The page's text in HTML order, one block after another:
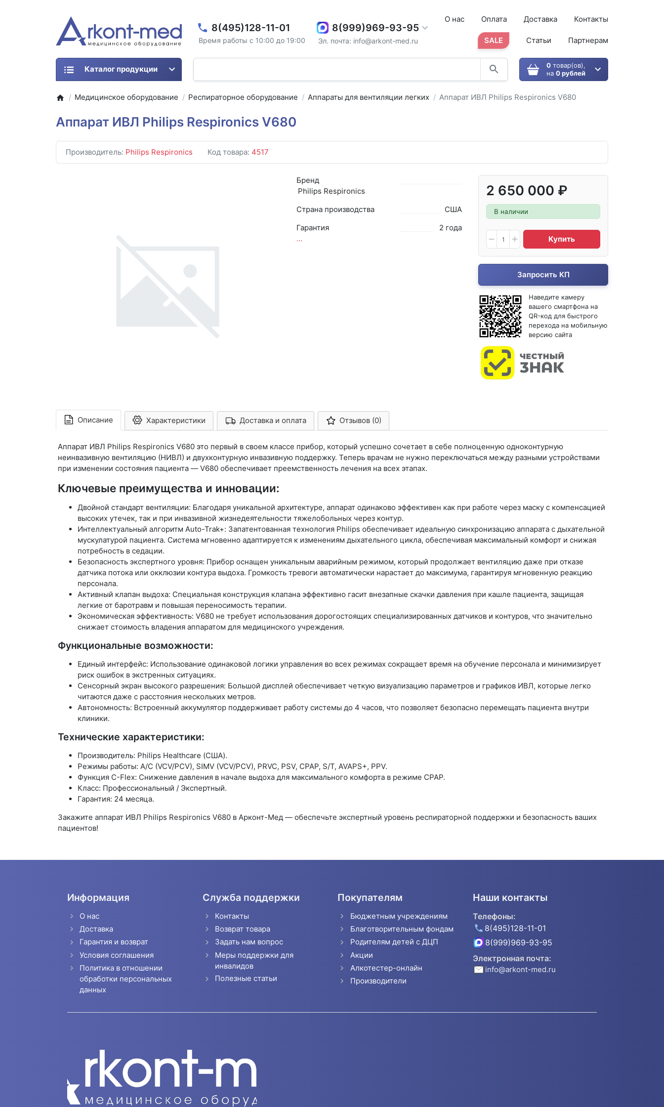
8(495)128-11-01
Время работы с 10:00 до 19:00
8(999)969-93-95
Эл. почта: info@arkont-med.ru
О нас Оплата Доставка Контакты
SALE Статьи Партнерам
0товар(ов),
на 0 рублей
Каталог продукции
Медицинское оборудование Респираторное оборудование Аппараты для вентиляции легких Аппарат ИВЛ Philips Respironics V680
Аппарат ИВЛ Philips Respironics V680
Производитель: Philips Respironics Код товара: 4517
2 650 000 ₽
В наличии
Купить
Запросить КП
Наведите камеру
вашего смартфона на
QR-код для быстрого
перехода на мобильную
версию сайта
Бренд
Philips Respironics
Страна производства
США
Гарантия
2 года
...
Описание Характеристики Арконт-Мед Доставка и оплата Отзывов (0)
Аппарат ИВЛ Philips Respironics V680 это первый в своем классе прибор, который успешно сочетает в себе полноценную одноконтурную
неинвазивную вентиляцию (НИВЛ) и двухконтурную инвазивную поддержку. Теперь врачам не нужно переключаться между разными устройствами
при изменении состояния пациента — V680 обеспечивает преемственность лечения на всех этапах.
Ключевые преимущества и инновации:
Двойной стандарт вентиляции: Благодаря уникальной архитектуре, аппарат одинаково эффективен как при работе через маску с компенсацией
высоких утечек, так и при инвазивной жизнедеятельности тяжелобольных через контур.
Интеллектуальный алгоритм Auto-Trak+: Запатентованная технология Philips обеспечивает идеальную синхронизацию аппарата с дыхательной
мускулатурой пациента. Система мгновенно адаптируется к изменениям дыхательного цикла, обеспечивая максимальный комфорт и снижая
потребность в седации.
Безопасность экспертного уровня: Прибор оснащен уникальным аварийным режимом, который продолжает вентиляцию даже при отказе
датчика потока или окклюзии контура выдоха. Громкость тревоги автоматически нарастает до максимума, гарантируя мгновенную реакцию
персонала.
Активный клапан выдоха: Специальная конструкция клапана эффективно гасит внезапные скачки давления при кашле пациента, защищая
легкие от баротравм и повышая переносимость терапии.
Экономическая эффективность: V680 не требует использования дорогостоящих специализированных датчиков и контуров, что значительно
снижает стоимость владения аппаратом для медицинского учреждения.
Функциональные возможности:
Единый интерфейс: Использование одинаковой логики управления во всех режимах сокращает время на обучение персонала и минимизирует
риск ошибок в экстренных ситуациях.
Сенсорный экран высокого разрешения: Большой дисплей обеспечивает четкую визуализацию параметров и графиков ИВЛ, которые легко
читаются даже с расстояния нескольких метров.
Автономность: Встроенный аккумулятор поддерживает работу системы до 4 часов, что позволяет безопасно перемещать пациента внутри
клиники.
Технические характеристики:
Производитель: Philips Healthcare (США).
Режимы работы: A/C (VCV/PCV), SIMV (VCV/PCV), PRVC, PSV, CPAP, S/T, AVAPS+, PPV.
Функция C-Flex: Снижение давления в начале выдоха для максимального комфорта в режиме CPAP.
Класс: Профессиональный / Экспертный.
Гарантия: 24 месяца.
Закажите аппарат ИВЛ Philips Respironics V680 в Арконт-Мед — обеспечьте экспертный уровень респираторной поддержки и безопасность ваших
пациентов!
Информация
О нас
Доставка
Гарантия и возврат
Условия соглашения
Политика в отношении
обработки персональных
данных
Служба поддержки
Контакты
Возврат товара
Задать нам вопрос
Меры поддержки для
инвалидов
Полезные статьи
Покупателям
Бюджетным учреждениям
Благотворительным фондам
Родителям детей с ДЦП
Акции
Алкотестер-онлайн
Производители
Наши контакты
Телефоны:
8(495)128-11-01
8(999)969-93-95
Электронная почта:
info@arkont-med.ru